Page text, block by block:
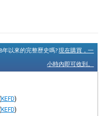
年以來的完整歷史嗎?現在購買，一
小時內即可收到。
KEFD)
KEFD)